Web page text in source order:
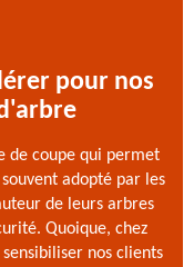
pour nos
de coupe qui permet
adopté par les
de leurs arbres
Quoique, chez
sensibiliser nos clients